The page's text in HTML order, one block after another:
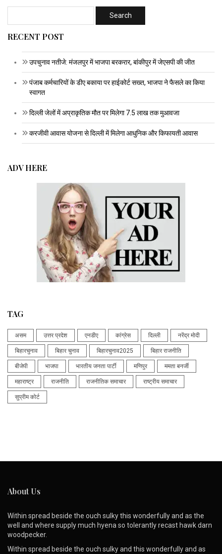
RECENT POST
उपचुनाव नतीजे: मंजलपुर में भाजपा बरकरार, बांकीपुर में जेएसपी की जीत
पंजाब कर्मचारियों के डीए बकाया पर हाईकोर्ट सख्त, भाजपा ने फैसले का किया
स्वागत
दिल्ली जेलों में अप्राकृतिक मौत पर मिलेगा 7.5 लाख तक मुआवजा
करजीवी आवास योजना से दिल्ली में मिलेगा आधुनिक और किफायती आवास
ADV HERE
TAG
असम उत्तर प्रदेश एनडीए कांग्रेस दिल्ली नरेंद्र मोदी
बिहारचुनाव बिहार चुनाव बिहारचुनाव2025 बिहार राजनीति
बीजेपी भाजपा भारतीय जनता पार्टी मणिपुर ममता बनर्जी
महाराष्ट्र राजनीति राजनीतिक समाचार राष्ट्रीय समाचार
सुप्रीम कोर्ट
About Us
Within spread beside the ouch sulky this wonderfully and as the
well and where supply much hyena so tolerantly recast hawk darn
woodpecker.
Within spread beside the ouch sulky and this wonderfully and as